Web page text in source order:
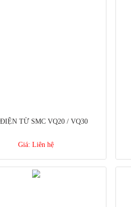
TỪ SMC VQ20 / VQ30
Giá: Liên hệ